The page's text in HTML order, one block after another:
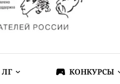
КОНКУРСЫ